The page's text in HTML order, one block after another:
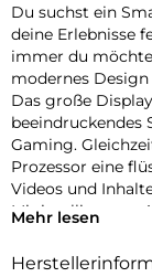
Du suchst ein
deine Erlebnisse
immer du
modernes
Das große
beeindruckendes
Gaming.
Prozessor eine
Videos und
Mit intelligenten
unterstützt dich
Mehr lesen